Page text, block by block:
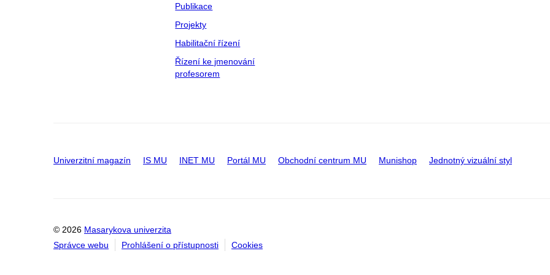
Publikace
Projekty
Habilitační řízení
Řízení ke jmenování
profesorem
Univerzitní magazín IS MU INET MU Portál MU Obchodní centrum MU Munishop Jednotný vizuální styl
© 2026 Masarykova univerzita
Správce webu
Prohlášení o přístupnosti Cookies